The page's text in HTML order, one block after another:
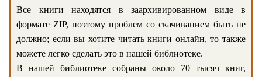
Все книги находятся в заархивированном виде в
формате ZIP, поэтому проблем со скачиванием быть не
должно; если вы хотите читать книги онлайн, то также
можете легко сделать это в нашей библиотеке.
В нашей библиотеке собраны около 70 тысяч книг,